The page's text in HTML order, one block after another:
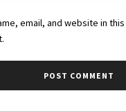
email, and website in